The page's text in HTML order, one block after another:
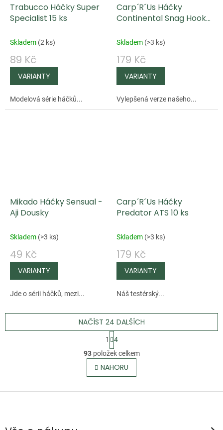
Trabucco Háčky Super
Specialist 15 ks
Skladem (2 ks)
89 Kč
Modelová série háčků...
Carp´R´Us Háčky
Continental Snag Hook
Skladem (>3 ks)
179 Kč
Vylepšená verze našeho...
Mikado Háčky Sensual -
Aji Dousky
Skladem (>3 ks)
49 Kč
Jde o sérii háčků, mezi...
Carp´R´Us Háčky
Predator ATS 10 ks
Skladem (>3 ks)
179 Kč
Náš testérský...
O
v
l
á
NAČÍST 24 DALŠÍCH
S
t
r
á
n
k
1
4
93položek celkem
NAHORU
Z